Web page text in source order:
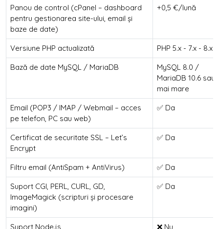
Panou de control (cPanel – dashboard
pentru gestionarea site-ului, email și
baze de date)
+0,5 €/lună
Versiune PHP actualizată PHP 5.x - 7.x - 8.x
Bază de date MySQL / MariaDB
MySQL 8.0 /
MariaDB 10.6 sau
mai mare
Email (POP3 / IMAP / Webmail – acces
pe telefon, PC sau web)
✅ Da
Certificat de securitate SSL – Let’s
Encrypt
✅ Da
Filtru email (AntiSpam + AntiVirus) ✅ Da
Suport CGI, PERL, CURL, GD,
ImageMagick (scripturi și procesare
imagini)
✅ Da
Suport Node.js ❌ Nu